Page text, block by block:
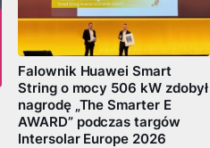
Falownik Huawei Smart
String o mocy 506 kW zdobył
nagrodę „The Smarter E
AWARD” podczas targów
Intersolar Europe 2026